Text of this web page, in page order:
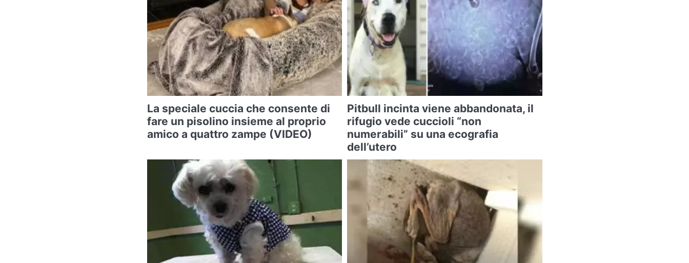
La speciale cuccia che consente di
fare un pisolino insieme al proprio
amico a quattro zampe (VIDEO)
Pitbull incinta viene abbandonata, il
rifugio vede cuccioli “non
numerabili” su una ecografia
dell’utero